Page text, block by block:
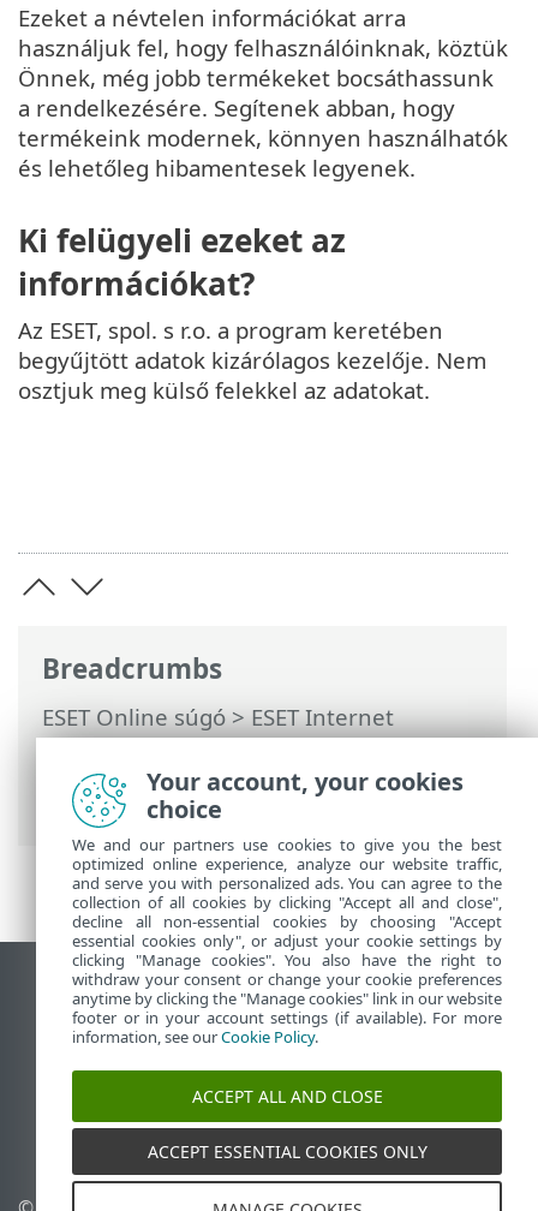
Breadcrumbs
ESET Online súgó>ESET Internet
Security>Jogi dokumentumok >
Felhasználói élmény javítását célzó
program
Ezeket a névtelen információkat arra
használjuk fel, hogy felhasználóinknak, köztük
Önnek, még jobb termékeket bocsáthassunk
a rendelkezésére. Segítenek abban, hogy
termékeink modernek, könnyen használhatók
és lehetőleg hibamentesek legyenek.
Ki felügyeli ezeket az
információkat?
Az ESET, spol. s r.o. a program keretében
begyűjtött adatok kizárólagos kezelője. Nem
osztjuk meg külső felekkel az adatokat.
Asztali webhely megtekintése
End of Life
Az ESET tudásbázisa
ESET Fórum
ESET Status Portal
Regionális támogatás
Your account, your cookies
choice
We and our partners use cookies to give you the best
optimized online experience, analyze our website traffic,
and serve you with personalized ads. You can agree to the
collection of all cookies by clicking "Accept all and close",
decline all non-essential cookies by choosing "Accept
essential cookies only", or adjust your cookie settings by
clicking "Manage cookies". You also have the right to
withdraw your consent or change your cookie preferences
anytime by clicking the "Manage cookies" link in our website
footer or in your account settings (if available). For more
information, see ourCookie Policy.
ACCEPT ALL AND CLOSE
ACCEPT ESSENTIAL COOKIES ONLY